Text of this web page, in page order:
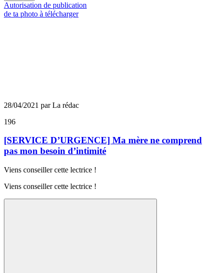
Autorisation de publication
de ta photo à télécharger
28/04/2021 par La rédac
196
[SERVICE D’URGENCE] Ma mère ne comprend
pas mon besoin d’intimité
Viens conseiller cette lectrice !
Viens conseiller cette lectrice !